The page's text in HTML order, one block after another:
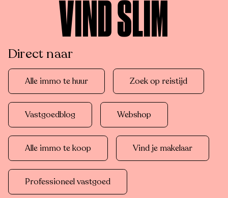
VIND SLIM
Direct naar
Alle immo te huur Zoek op reistijd
Vastgoedblog Webshop
Alle immo te koop Vind je makelaar
Professioneel vastgoed